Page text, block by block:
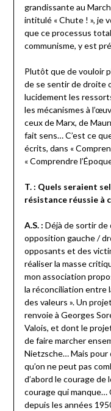
grandissante au
intitulé « Chute ! », je
que ce processus
communisme, y est
Plutôt que de vouloir
de se sentir de droite
lucidement les
les mécanismes à
ceux de Marx, de
fait sens… C’est ce
écrits, dans «
« Comprendre
T. : Quels seraient
résistance réussie à
A.S. : Déjà de sortir
opposition gauche /
opposants et des
réaliser la masse
mon association
la réconciliation entre
des valeurs ». Un
renvoie à Georges
Valois, et dont le
de faire marcher
Nietzsche… Mais pour
qu’on ne peut pas
d’abord le courage de
courage qui manque…
depuis les années